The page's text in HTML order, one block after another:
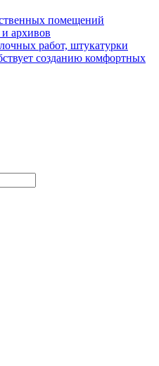
помещений
архивов
работ, штукатурки
созданию комфортных